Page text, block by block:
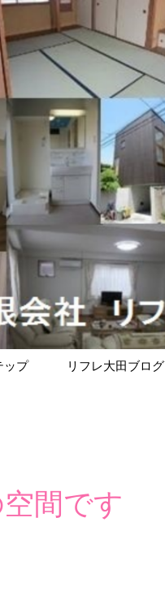
ップ リフレ大田ブログ
間です